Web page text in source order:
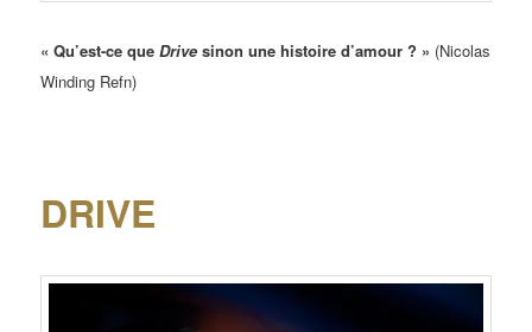
« Qu’est-ce queDrive sinon une histoire d’amour ? » (Nicolas
Winding Refn)
DRIVE